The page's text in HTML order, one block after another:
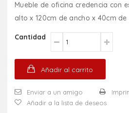
Mueble de oficina credencia con
alto x 120cm de ancho x 40cm
Cantidad
Añadir al carrito
Enviar a un amigo
Añadir a la lista de deseos